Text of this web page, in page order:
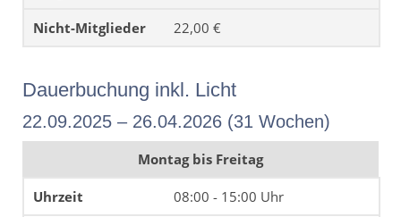
22,00 €
Dauerbuchung inkl. Licht
22.09.2025 – 26.04.2026 (31 Wochen)
Montag bis Freitag
08:00 - 15:00 Uhr